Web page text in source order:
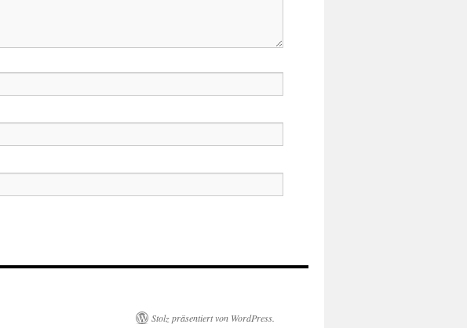
Stolz präsentiert von WordPress.